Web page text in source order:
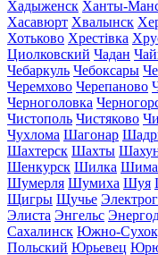
Хадыженск Ханты-
Хасавюрт Хвалынск
Хотьково Хрестівка
Циолковский Чадан
Чебаркуль Чебоксары
Черемхово Черепаново
Черноголовка
Чистополь Чистяково
Чухлома Шагонар
Шахтерск Шахты
Шенкурск Шилка
Шумерля Шумиха Шуя
Щигры Щучье
Элиста Энгельс
Сахалинск Южно-
Польский Юрьевец